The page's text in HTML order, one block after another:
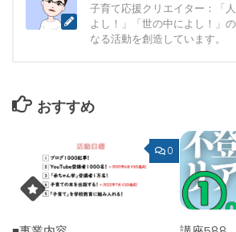
子育て応援クリエイター：「
よし！」「世の中によし！
なる活動を創造しています。
おすすめ
0